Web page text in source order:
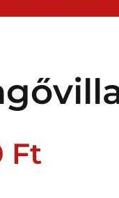
Ft